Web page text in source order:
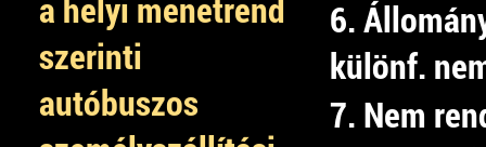
szerinti
autóbuszos
6.
különf.
7. Nem